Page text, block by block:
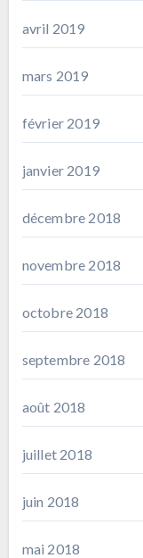
avril 2019
mars 2019
février 2019
janvier 2019
décembre 2018
novembre 2018
octobre 2018
septembre 2018
août 2018
juillet 2018
juin 2018
mai 2018